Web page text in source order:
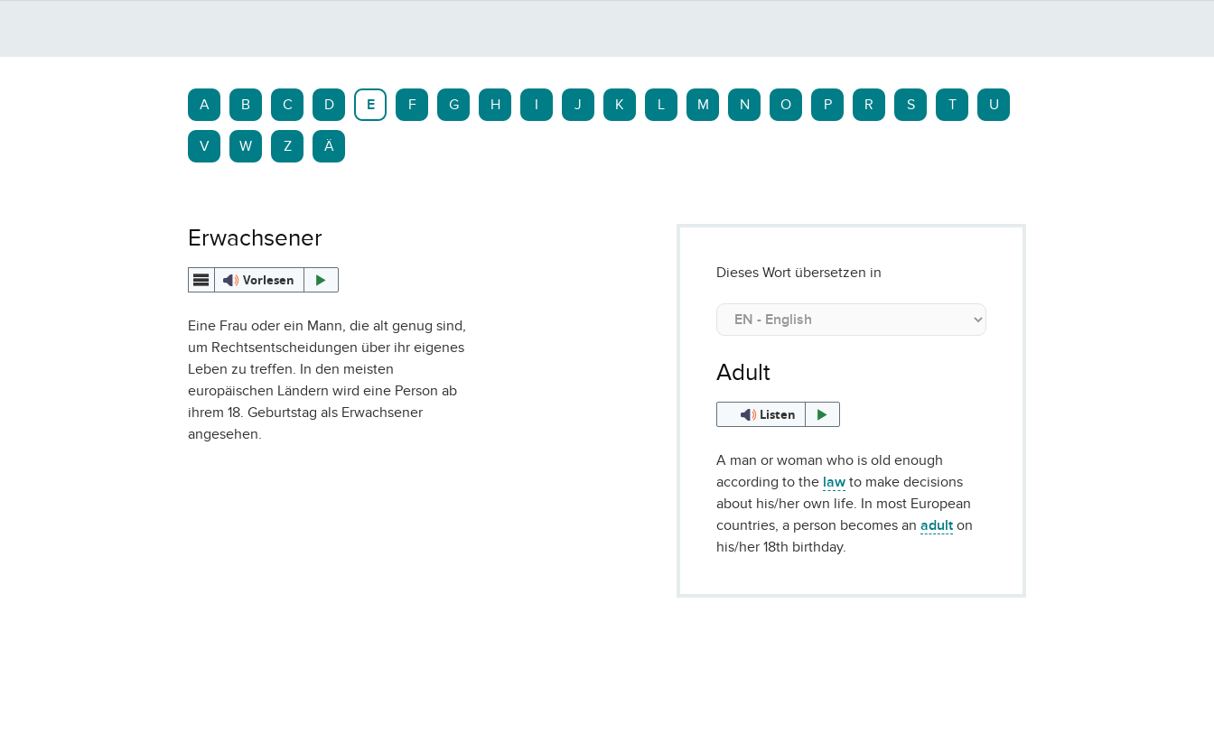
A B C D E F G H I J K L M N O P R S T U
V W Z Ä
Erwachsener
Vorlesen
Eine Frau oder ein Mann, die alt genug sind,
um Rechtsentscheidungen über ihr eigenes
Leben zu treffen. In den meisten
europäischen Ländern wird eine Person ab
ihrem 18. Geburtstag als Erwachsener
angesehen.
Dieses Wort übersetzen in
Adult
Listen
A man or woman who is old enough
according to the law to make decisions
about his/her own life. In most European
countries, a person becomes anadult on
his/her 18th birthday.